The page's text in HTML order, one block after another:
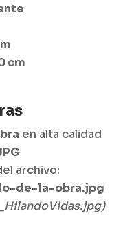
cm
en alta calidad
archivo:
de-la-obra.jpg